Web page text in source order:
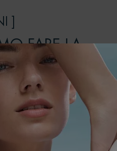
]
FARE LA
cura della pelle contribuendo al
con ONG dedicate nell'ambito del nostro
dal 2012.
catena del valore, con l'obiettivo di
aprire la strada a nuove tecnologie di
ambientale sull'acqua.